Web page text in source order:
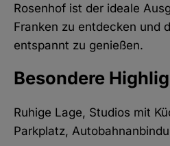
Rosenhof ist der ideale
Franken zu entdecken und
entspannt zu genießen.
Besondere
Ruhige Lage, Studios mit
Parkplatz,